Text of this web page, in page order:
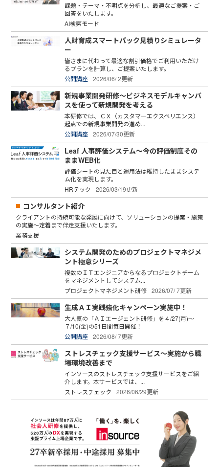
課題・テーマ・不明点を分析し、最適なご提案・ご
回答をいたします。
AI検索モード
人財育成スマートパック見積りシミュレータ
ー
皆さまに代わって最適な割引価格でご利用いただけ
るプランを計算し、ご提案いたします。
公開講座 2026/06/ 2更新
新規事業開発研修～ビジネスモデルキャンバ
スを使って新規開発を考える
本研修では、ＣＸ（カスタマーエクスペリエンス）
起点での新規事業開発の進め...
公開講座 2026/07/30更新
Leaf 人事評価システム～今の評価制度その
ままWEB化
評価シートの見た目と運用法は維持したままシステ
ム化を実現します。
HRテック
2026/03/19更新
コンサルタント紹介
クライアントの持続可能な発展に向けて、ソリューションの提案・施策
の実施～定着まで伴走支援いたします。
業務支援
システム開発のためのプロジェクトマネジメ
ント極意シリーズ
複数のＩＴエンジニアからなるプロジェクトチーム
をマネジメントしてシステム...
プロジェクトマネジメント研修 2026/07/ 7更新
生成ＡＩ実践強化キャンペーン実施中！
大人気の「ＡＩエージェント研修」を４/27(月)～
７/10(金)の51日間毎日開催！
公開講座 2026/08/ 7更新
ストレスチェック支援サービス～実施から職
場環境改善まで
インソースのストレスチェック支援サービスをご紹
介します。本サービスでは、...
ストレスチェック
2026/06/29更新